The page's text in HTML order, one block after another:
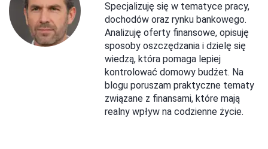
Specjalizuję się w tematyce pracy,
dochodów oraz rynku bankowego.
Analizuję oferty finansowe, opisuję
sposoby oszczędzania i dzielę się
wiedzą, która pomaga lepiej
kontrolować domowy budżet. Na
blogu poruszam praktyczne tematy
związane z finansami, które mają
realny wpływ na codzienne życie.